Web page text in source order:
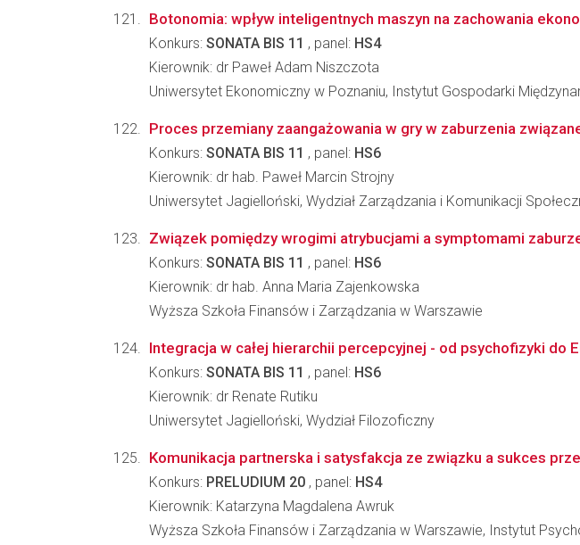
Botonomia: wpływ inteligentnych maszyn na zachowania
Konkurs: SONATA BIS 11 , panel: HS4
Kierownik: dr Paweł Adam Niszczota
Uniwersytet Ekonomiczny w Poznaniu, Instytut Gospodarki
Proces przemiany zaangażowania w gry w zaburzenia
Konkurs: SONATA BIS 11 , panel: HS6
Kierownik: dr hab. Paweł Marcin Strojny
Uniwersytet Jagielloński, Wydział Zarządzania i Komunikacji
Związek pomiędzy wrogimi atrybucjami a symptomami
Konkurs: SONATA BIS 11 , panel: HS6
Kierownik: dr hab. Anna Maria Zajenkowska
Wyższa Szkoła Finansów i Zarządzania w Warszawie
Integracja w całej hierarchii percepcyjnej - od psychofizyki do
Konkurs: SONATA BIS 11 , panel: HS6
Kierownik: dr Renate Rutiku
Uniwersytet Jagielloński, Wydział Filozoficzny
Komunikacja partnerska i satysfakcja ze związku a sukces
Konkurs: PRELUDIUM 20 , panel: HS4
Kierownik: Katarzyna Magdalena Awruk
Wyższa Szkoła Finansów i Zarządzania w Warszawie, Instytut